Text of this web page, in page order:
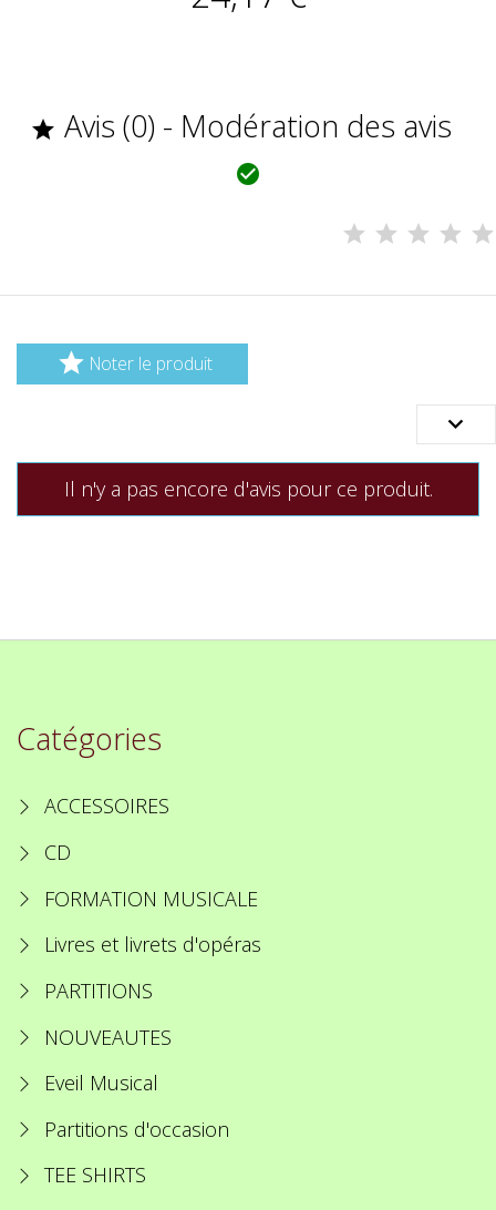
 Avis (0) - Modération des avis

 Noter le produit

Il n'y a pas encore d'avis pour ce produit.
Catégories
ACCESSOIRES
CD
FORMATION MUSICALE
Livres et livrets d'opéras
PARTITIONS
NOUVEAUTES
Eveil Musical
Partitions d'occasion
TEE SHIRTS